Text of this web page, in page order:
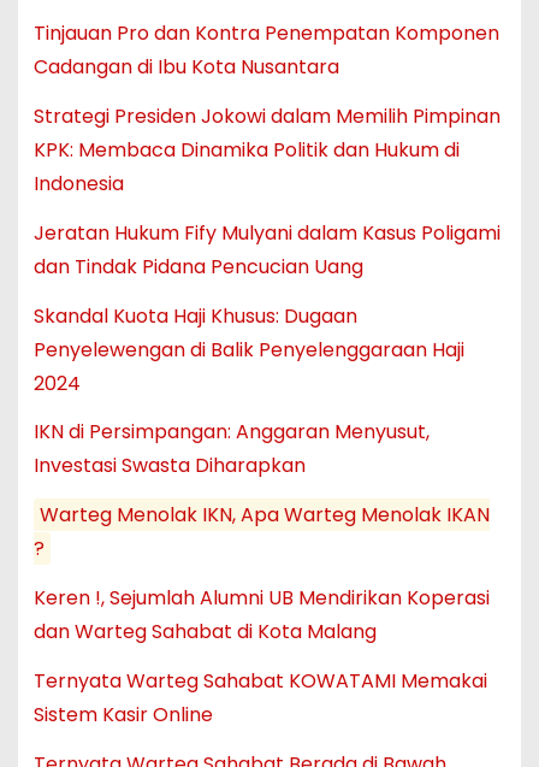
Tinjauan Pro dan Kontra Penempatan Komponen
Cadangan di Ibu Kota Nusantara
Strategi Presiden Jokowi dalam Memilih Pimpinan
KPK: Membaca Dinamika Politik dan Hukum di
Indonesia
Jeratan Hukum Fify Mulyani dalam Kasus Poligami
dan Tindak Pidana Pencucian Uang
Skandal Kuota Haji Khusus: Dugaan
Penyelewengan di Balik Penyelenggaraan Haji
2024
IKN di Persimpangan: Anggaran Menyusut,
Investasi Swasta Diharapkan
Warteg Menolak IKN, Apa Warteg Menolak IKAN
?
Keren !, Sejumlah Alumni UB Mendirikan Koperasi
dan Warteg Sahabat di Kota Malang
Ternyata Warteg Sahabat KOWATAMI Memakai
Sistem Kasir Online